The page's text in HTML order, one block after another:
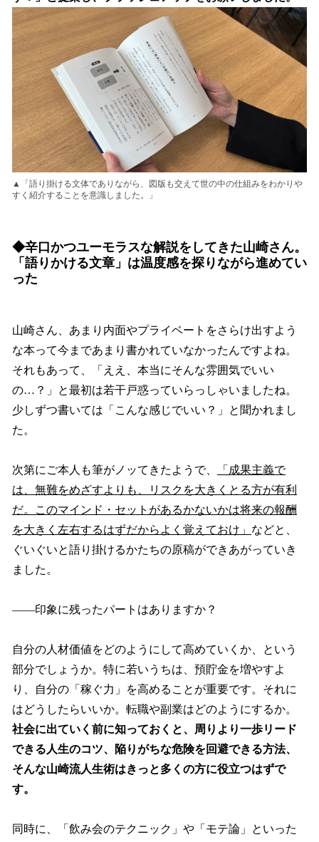
▲「語り掛ける文体でありながら、図版も交えて世の中の仕組みをわかりや
すく紹介することを意識しました。」
◆辛口かつユーモラスな解説をしてきた山崎さん。
「語りかける文章」は温度感を探りながら進めてい
った
山崎さん、あまり内面やプライベートをさらけ出すよう
な本って今まであまり書かれていなかったんですよね。
それもあって、「ええ、本当にそんな雰囲気でいい
の…？」と最初は若干戸惑っていらっしゃいましたね。
少しずつ書いては「こんな感じでいい？」と聞かれまし
た。
次第にご本人も筆がノッてきたようで、
「成果主義で
は、無難をめざすよりも、リスクを大きくとる方が有利
だ。このマインド・セットがあるかないかは将来の報酬
を大きく左右するはずだからよく覚えておけ」 などと、
ぐいぐいと語り掛けるかたちの原稿ができあがっていき
ました。
――印象に残ったパートはありますか？
自分の人材価値をどのようにして高めていくか、という
部分でしょうか。特に若いうちは、預貯金を増やすよ
り、自分の「稼ぐ力」を高めることが重要です。それに
はどうしたらいいか。転職や副業はどのようにするか。
社会に出ていく前に知っておくと、周りより一歩リード
できる人生のコツ、陥りがちな危険を回避できる方法、
そんな山崎流人生術はきっと多くの方に役立つはずで
す。
同時に、「飲み会のテクニック」や「モテ論」といった